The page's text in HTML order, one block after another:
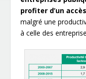
profiter d’un
malgré une
à celle des